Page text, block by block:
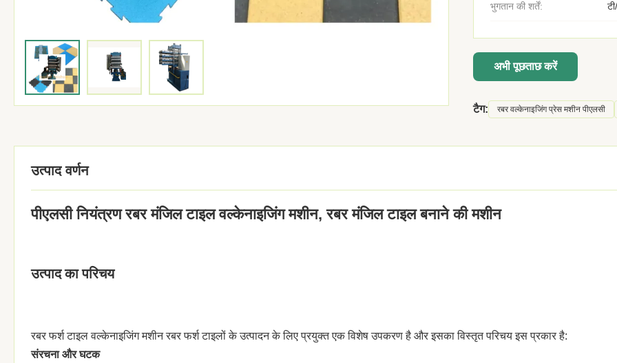
भुगतान की शर्तें:
अभी पूछताछ करें
टैग: रबर वल्केनाइजिंग प्रेस मशीन पीएलसी
उत्पाद वर्णन
पीएलसी नियंत्रण रबर मंजिल टाइल वल्केनाइजिंग मशीन, रबर मंजिल टाइल बनाने की मशीन
उत्पाद का परिचय
रबर फर्श टाइल वल्केनाइजिंग मशीन रबर फर्श टाइलों के उत्पादन के लिए प्रयुक्त एक विशेष उपकरण है और इसका विस्तृत परिचय इस प्रकार है:
संरचना और घटक